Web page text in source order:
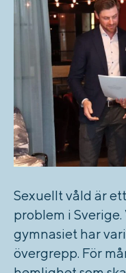
Sexuellt våld är
problem i
gymnasiet har
övergrepp. För